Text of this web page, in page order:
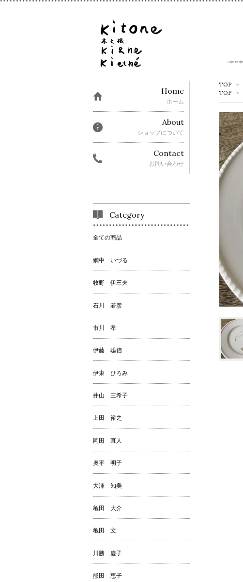
TOP >
TOP
>
Home
ホーム
About
ショップについて
Contact
お問い合わせ
Category
全ての商品
網中 いづる
牧野 伊三夫
石川 若彦
市川 孝
伊藤 聡信
伊東 ひろみ
井山 三希子
上田 裕之
岡田 直人
奥平 明子
大澤 知美
亀田 大介
亀田 文
川勝 慶子
熊田 恵子